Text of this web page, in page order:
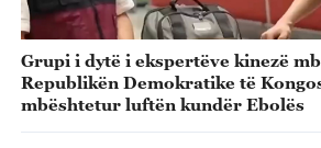
Grupi i dytë i ekspertëve kinezë
Republikën Demokratike të
mbështetur luftën kundër Ebolës